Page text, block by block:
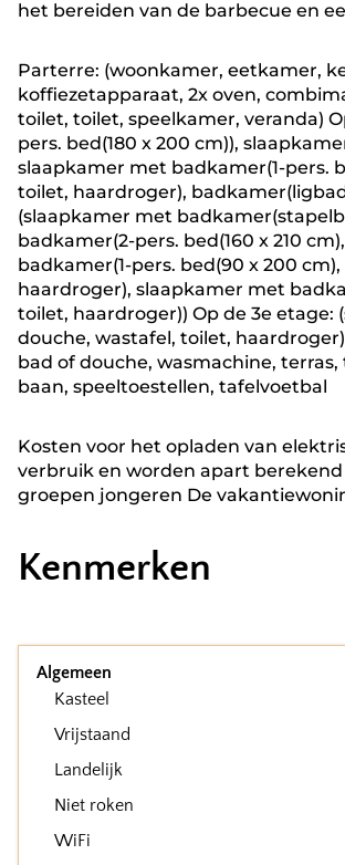
het bereiden van de barbecue en
Parterre: (woonkamer, eetkamer,
koffiezetapparaat, 2x oven,
toilet, toilet, speelkamer, veranda)
pers. bed(180 x 200 cm)),
slaapkamer met badkamer(1-pers.
toilet, haardroger),
(slaapkamer met
badkamer(2-pers. bed(160 x 210
badkamer(1-pers. bed(90 x 200
haardroger), slaapkamer met
toilet, haardroger)) Op de 3e etage:
douche, wastafel, toilet,
bad of douche, wasmachine,
baan, speeltoestellen, tafelvoetbal
Kosten voor het opladen van
verbruik en worden apart
groepen jongeren De
Kenmerken
Algemeen
Kasteel
Vrijstaand
Landelijk
Niet roken
WiFi